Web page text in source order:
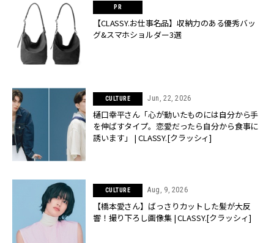
【CLASSY.お仕事名品】収納力のある優秀バッ
グ&スマホショルダー3選
CULTURE Jun, 22, 2026
樋口幸平さん「心が動いたものには自分から手
を伸ばすタイプ。恋愛だったら自分から食事に
誘います」 | CLASSY.[クラッシィ]
CULTURE Aug, 9, 2026
【橋本愛さん】ばっさりカットした髪が大反
響！撮り下ろし画像集 | CLASSY.[クラッシィ]